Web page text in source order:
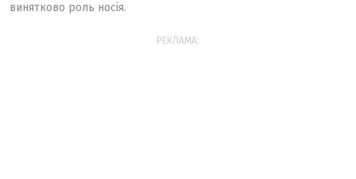
винятково роль носія.
РЕКЛАМА: